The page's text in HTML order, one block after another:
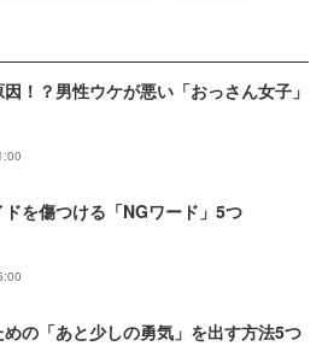
！？男性ウケが悪い「おっさん女子」
を傷つける「NGワード」5つ
の「あと少しの勇気」を出す方法5つ